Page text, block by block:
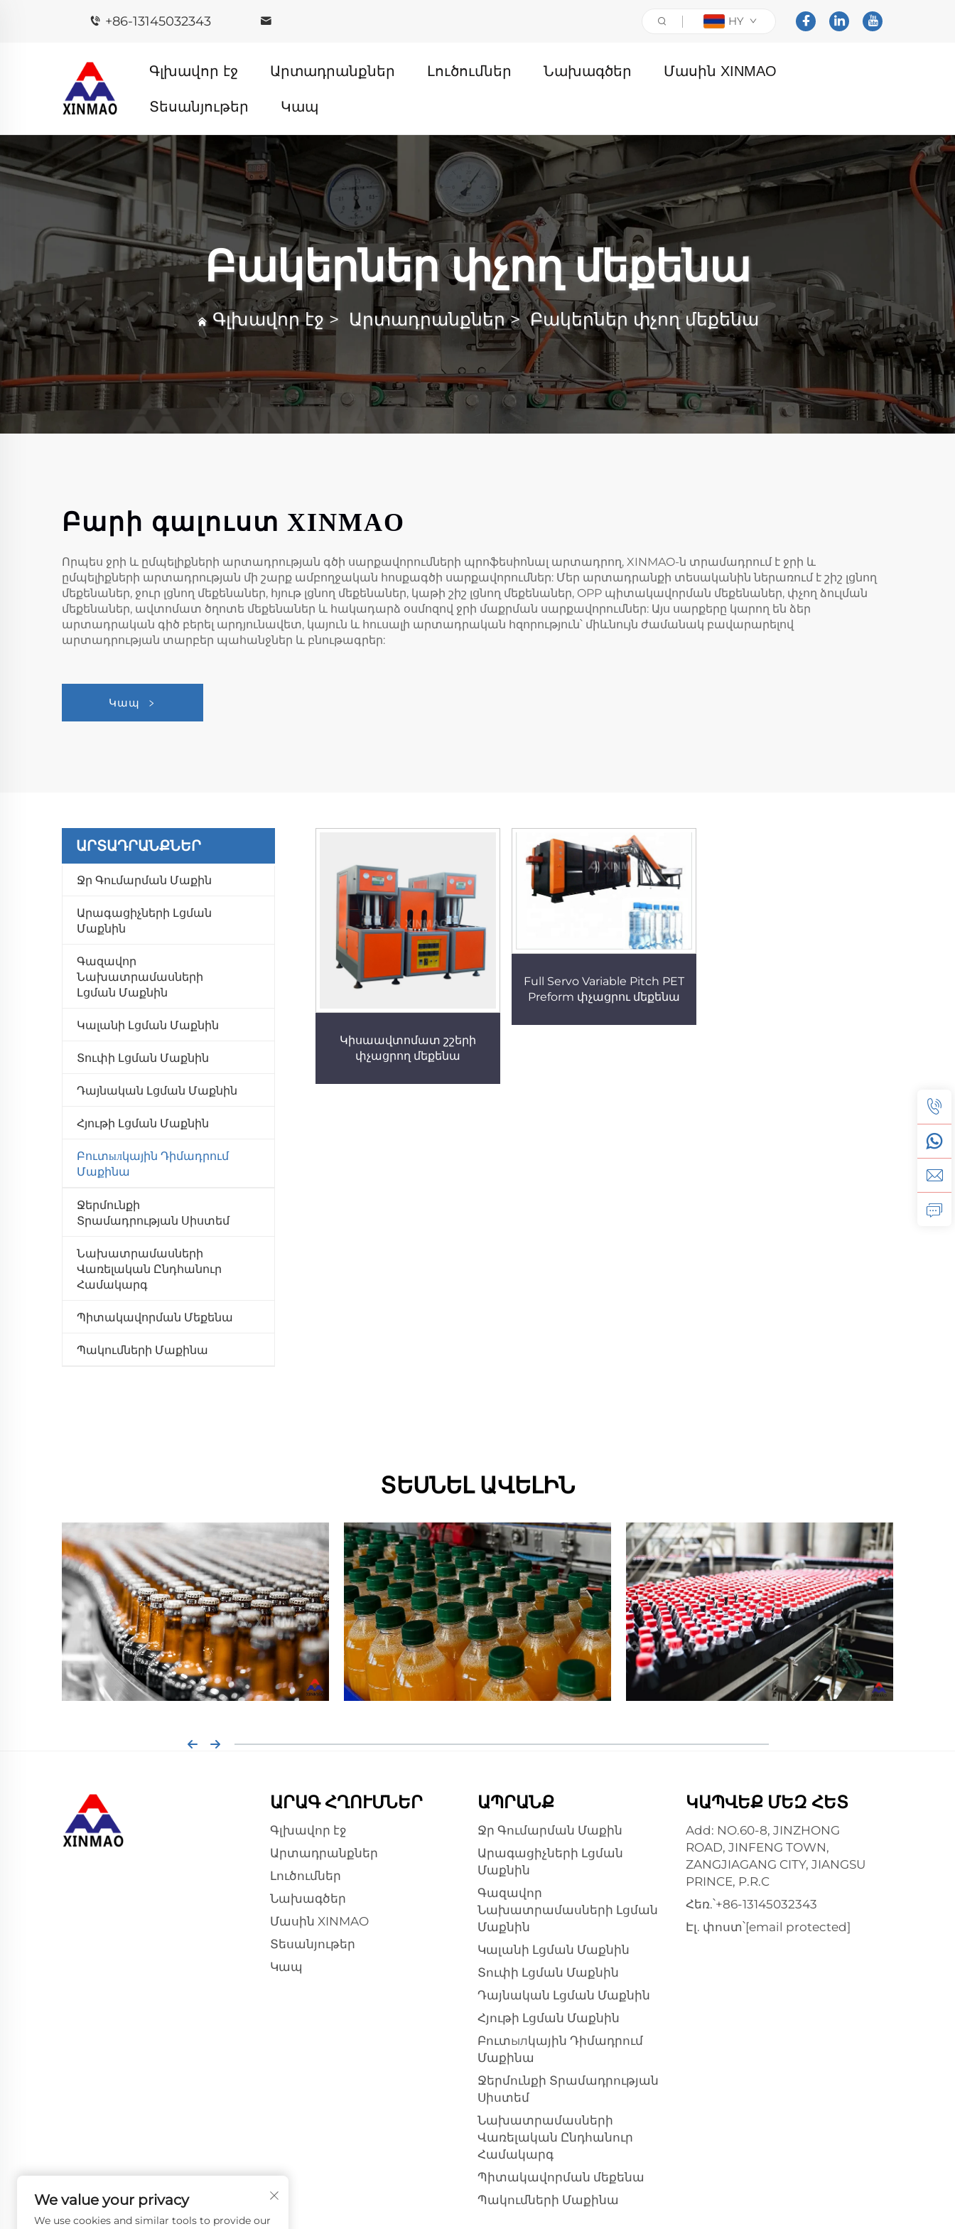
+86-13145032343 HY
Գլխավոր էջ Արտադրանքներ Լուծումներ Նախագծեր Մասին XINMAO
Տեսանյութեր Կապ
Բակերներ փչող մեքենա
Գլխավոր էջ> Արտադրանքներ>Բակերներ փչող մեքենա
Բարի գալուստ XINMAO
Որպես ջրի և ըմպելիքների արտադրության գծի սարքավորումների պրոֆեսիոնալ արտադրող, XINMAO-ն տրամադրում է ջրի և
ըմպելիքների արտադրության մի շարք ամբողջական հոսքագծի սարքավորումներ: Մեր արտադրանքի տեսականին ներառում է շիշ լցնող
մեքենաներ, ջուր լցնող մեքենաներ, հյութ լցնող մեքենաներ, կաթի շիշ լցնող մեքենաներ, OPP պիտակավորման մեքենաներ, փչող ձուլման
մեքենաներ, ավտոմատ ծղոտե մեքենաներ և հակադարձ օսմոզով ջրի մաքրման սարքավորումներ: Այս սարքերը կարող են ձեր
արտադրական գիծ բերել արդյունավետ, կայուն և հուսալի արտադրական հզորություն՝ միևնույն ժամանակ բավարարելով
արտադրության տարբեր պահանջներ և բնութագրեր:
Կապ
ԱՐՏԱԴՐԱՆՔՆԵՐ
Ջր Գումարման Մաքին
Արագացիչների Լցման
Մաքնին
Գազավոր
Նախատրամասների
Լցման Մաքնին
Կալանի Լցման Մաքնին
Տուփի Լցման Մաքնին
Դայնական Լցման Մաքնին
Հյութի Լցման Մաքնին
Բուտылկային Դիմադրում
Մաքինա
Ջերմունքի
Տրամադրության Սիստեմ
Նախատրամասների
Վառելական Ընդհանուր
Համակարգ
Պիտակավորման Մեքենա
Պակումների Մաքինա
Կիսաավտոմատ շշերի
փչացրող մեքենա
Full Servo Variable Pitch PET
Preform փչացրու մեքենա
ՏԵՍՆԵԼ ԱՎԵԼԻՆ
ԱՐԱԳ ՀՂՈՒՄՆԵՐ
Գլխավոր էջ
Արտադրանքներ
Լուծումներ
Նախագծեր
Մասին XINMAO
Տեսանյութեր
Կապ
ԱՊՐԱՆՔ
Ջր Գումարման Մաքին
Արագացիչների Լցման
Մաքնին
Գազավոր
Նախատրամասների Լցման
Մաքնին
Կալանի Լցման Մաքնին
Տուփի Լցման Մաքնին
Դայնական Լցման Մաքնին
Հյութի Լցման Մաքնին
Բուտылկային Դիմադրում
Մաքինա
Ջերմունքի Տրամադրության
Սիստեմ
Նախատրամասների
Վառելական Ընդհանուր
Համակարգ
Պիտակավորման մեքենա
Պակումների Մաքինա
ԿԱՊՎԵՔ ՄԵԶ ՀԵՏ
Add: NO.60-8, JINZHONG
ROAD, JINFENG TOWN,
ZANGJIAGANG CITY, JIANGSU
PRINCE, P.R.C
Հեռ.՝+86-13145032343
Էլ. փոստ՝[email protected]
We value your privacy
We use cookies and similar tools to provide our